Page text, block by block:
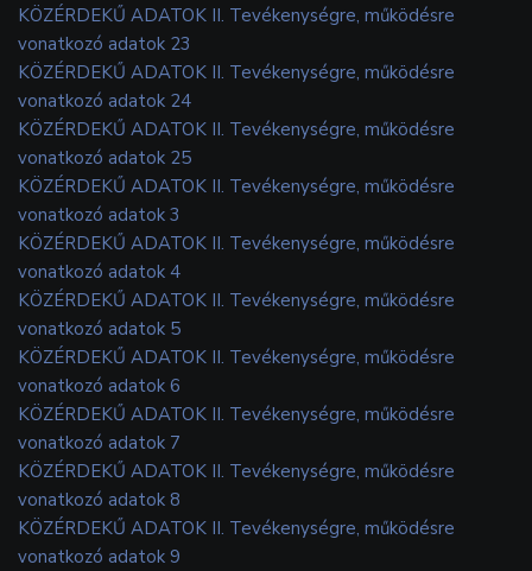
KÖZÉRDEKŰ ADATOK II. Tevékenységre, működésre
vonatkozó adatok 23
KÖZÉRDEKŰ ADATOK II. Tevékenységre, működésre
vonatkozó adatok 24
KÖZÉRDEKŰ ADATOK II. Tevékenységre, működésre
vonatkozó adatok 25
KÖZÉRDEKŰ ADATOK II. Tevékenységre, működésre
vonatkozó adatok 3
KÖZÉRDEKŰ ADATOK II. Tevékenységre, működésre
vonatkozó adatok 4
KÖZÉRDEKŰ ADATOK II. Tevékenységre, működésre
vonatkozó adatok 5
KÖZÉRDEKŰ ADATOK II. Tevékenységre, működésre
vonatkozó adatok 6
KÖZÉRDEKŰ ADATOK II. Tevékenységre, működésre
vonatkozó adatok 7
KÖZÉRDEKŰ ADATOK II. Tevékenységre, működésre
vonatkozó adatok 8
KÖZÉRDEKŰ ADATOK II. Tevékenységre, működésre
vonatkozó adatok 9